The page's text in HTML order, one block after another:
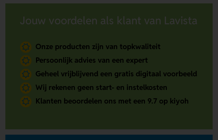
Jouw voordelen als klant van Lavista
Onze producten zijn van topkwaliteit
Persoonlijk advies van een expert
Geheel vrijblijvend een gratis digitaal voorbeeld
Wij rekenen geen start- en instelkosten
Klanten beoordelen ons met een 9.7 op kiyoh